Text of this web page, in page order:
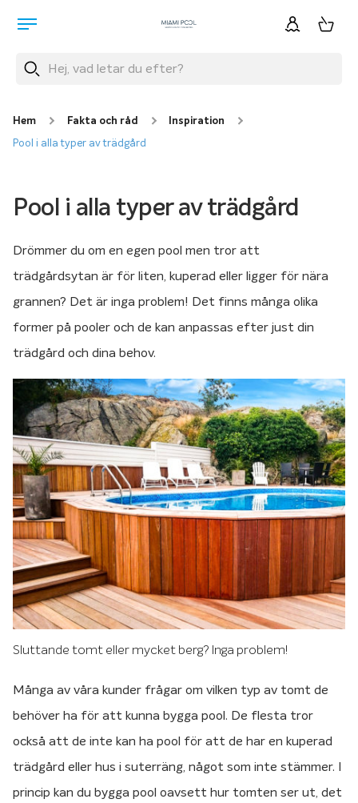
Hem Fakta och råd Inspiration
Pool i alla typer av trädgård
Pool i alla typer av trädgård
Drömmer du om en egen pool men tror att
trädgårdsytan är för liten, kuperad eller ligger för nära
grannen? Det är inga problem! Det finns många olika
former på pooler och de kan anpassas efter just din
trädgård och dina behov.
Sluttande tomt eller mycket berg? Inga problem!
Många av våra kunder frågar om vilken typ av tomt de
behöver ha för att kunna bygga pool. De flesta tror
också att de inte kan ha pool för att de har en kuperad
trädgård eller hus i suterräng, något som inte stämmer. I
princip kan du bygga pool oavsett hur tomten ser ut, det